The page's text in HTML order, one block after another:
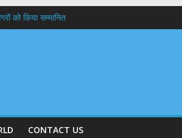
को किया सम्मानित
का किया विमोचन
CONTACT US